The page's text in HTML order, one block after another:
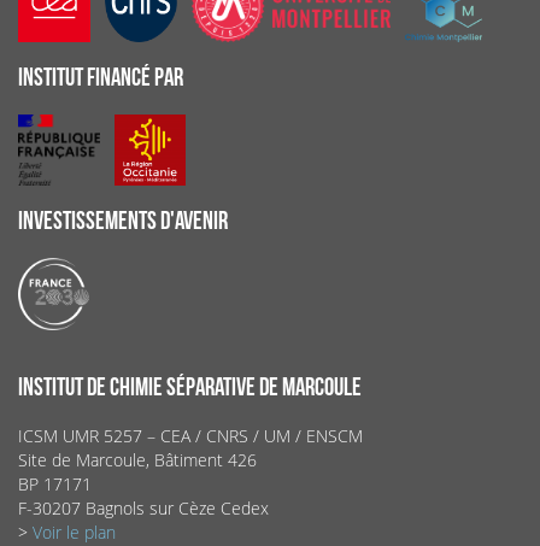
INSTITUT FINANCÉ PAR
INVESTISSEMENTS D'AVENIR
INSTITUT DE CHIMIE SÉPARATIVE DE MARCOULE
ICSM UMR 5257 – CEA / CNRS / UM / ENSCM
Site de Marcoule, Bâtiment 426
BP 17171
F-30207 Bagnols sur Cèze Cedex
> Voir le plan